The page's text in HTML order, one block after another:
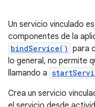
Un servicio vinculado
componentes de la
bindService() para
lo general, no permite
llamando a
Crea un servicio